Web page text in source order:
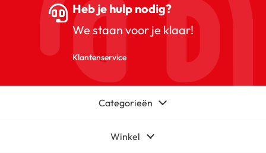
Heb je hulp nodig?
We staan voor je klaar!
Klantenservice
Categorieën
Winkel